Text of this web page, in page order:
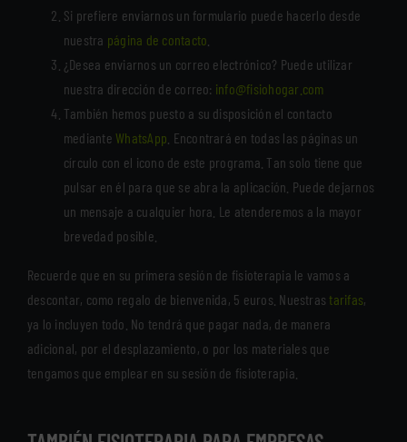
Si prefiere enviarnos un formulario puede hacerlo desde
nuestra página de contacto
¿Desea enviarnos un correo electrónico? Puede utilizar
nuestra dirección de correo: info@fisiohogar.com
También hemos puesto a su disposición el contacto
mediante WhatsApp . Encontrará en todas las páginas un
círculo con el icono de este programa. Tan solo tiene que
pulsar en él para que se abra la aplicación. Puede dejarnos
un mensaje a cualquier hora. Le atenderemos a la mayor
brevedad posible.
Recuerde que en su primera sesión de fisioterapia le vamos a
descontar, como regalo de bienvenida, 5 euros. Nuestrastarifas,
ya lo incluyen todo. No tendrá que pagar nada, de manera
adicional, por el desplazamiento, o por los materiales que
tengamos que emplear en su sesión de fisioterapia.